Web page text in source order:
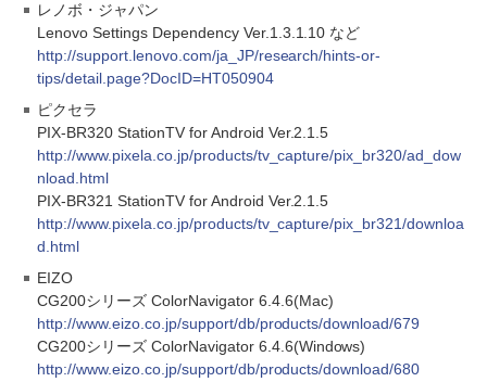
レノボ・ジャパン
Lenovo Settings Dependency Ver.1.3.1.10 など
http://support.lenovo.com/ja_JP/research/hints-or-
tips/detail.page?DocID=HT050904
ピクセラ
PIX-BR320 StationTV for Android Ver.2.1.5
http://www.pixela.co.jp/products/tv_capture/pix_br320/ad_dow
nload.html
PIX-BR321 StationTV for Android Ver.2.1.5
http://www.pixela.co.jp/products/tv_capture/pix_br321/downloa
d.html
EIZO
CG200シリーズ ColorNavigator 6.4.6(Mac)
http://www.eizo.co.jp/support/db/products/download/679
CG200シリーズ ColorNavigator 6.4.6(Windows)
http://www.eizo.co.jp/support/db/products/download/680